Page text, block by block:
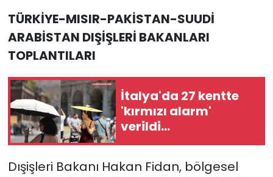
TÜRKİYE-MISIR-PAKİSTAN-SUUDİ
ARABİSTAN DIŞİŞLERİ BAKANLARI
TOPLANTILARI
İtalya'da 27 kentte
'kırmızı alarm'
verildi...
Dışişleri Bakanı Hakan Fidan, bölgesel